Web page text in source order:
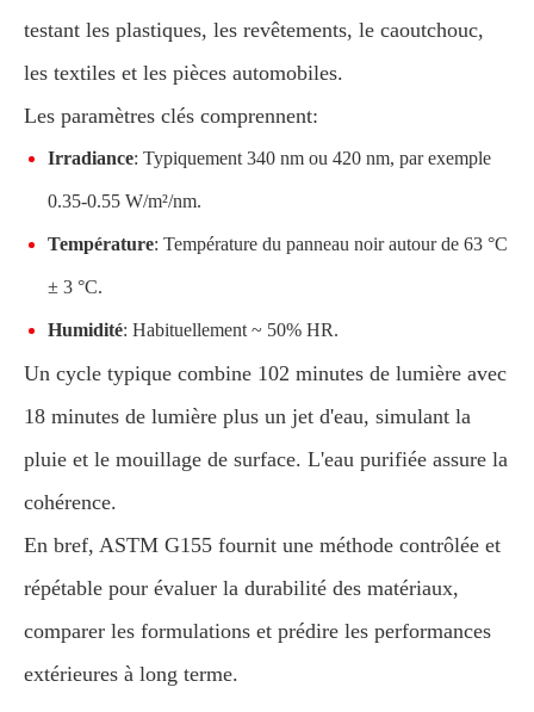
testant les plastiques, les revêtements, le caoutchouc,
les textiles et les pièces automobiles.
Les paramètres clés comprennent:
Irradiance: Typiquement 340 nm ou 420 nm, par exemple
0.35-0.55 W/m²/nm.
Température: Température du panneau noir autour de 63 °C
± 3 °C.
Humidité: Habituellement ~ 50% HR.
Un cycle typique combine 102 minutes de lumière avec
18 minutes de lumière plus un jet d'eau, simulant la
pluie et le mouillage de surface. L'eau purifiée assure la
cohérence.
En bref, ASTM G155 fournit une méthode contrôlée et
répétable pour évaluer la durabilité des matériaux,
comparer les formulations et prédire les performances
extérieures à long terme.